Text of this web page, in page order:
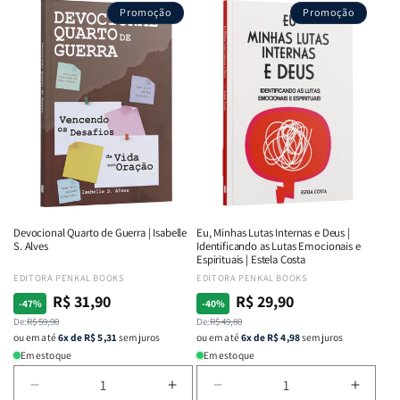
Promoção
Devocional Quarto de Guerra | Isabelle
S. Alves
Fornecedor:
EDITORA PENKAL BOOKS
-47%
Preço
normal
De:R$ 59,90
Preço
promocional
R$ 31,90
ou em até6x de R$ 5,31 sem juros
Em estoque
Aumentar
Promoção
Eu, Minhas Lutas Internas e Deus |
Identificando as Lutas Emocionais e
Espirituais | Estela Costa
Fornecedor:
EDITORA PENKAL BOOKS
-40%
Preço
normal
De:R$ 49,80
Preço
promocional
R$ 29,90
ou em até6x de R$ 4,98sem juros
Em estoque